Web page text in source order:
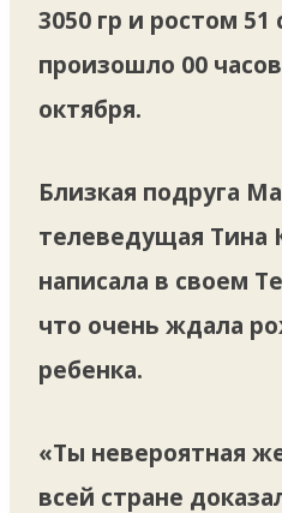
3050 гр и ростом 51
произошло 00
октября.
Близкая подруга
телеведущая Тина
написала в своем
что очень ждала
ребенка.
«Ты невероятная
всей стране